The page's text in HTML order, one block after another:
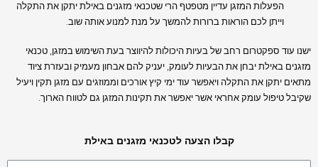
הפעלות המזגן עדיין מטפטף הרי שטכנאי מזגנים באילת יתקן את התקלה
וייתן לכם הוראות ברורות להמשך על מנת למנוע אותה שוב.
ישנו עוד ספקטרום רחב של בעיות היכולות להיווצר בעת השימוש במזגן, טכנאי
מזגנים באילת יבחן את הבעיות לעומק, יעניק להם אבחון מעמיק ובעזרת ציוד
מתאים יתקן את התקלה ויאפשר עוד ימי קיץ אורכים וממוזגים עם מזגן תקין ויעיל
שקיבל טיפול עומק אחראי אשר יאפשר את תקינות המזגן גם לטווח הארוך.
קבלו הצעה לטכנאי מזגנים באילת